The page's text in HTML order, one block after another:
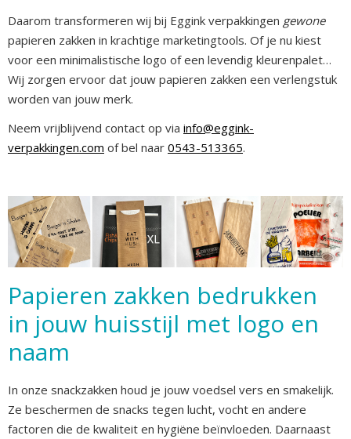
Daarom transformeren wij bij Eggink verpakkingen gewone
papieren zakken in krachtige marketingtools. Of je nu kiest
voor een minimalistische logo of een levendig kleurenpalet…
Wij zorgen ervoor dat jouw papieren zakken een verlengstuk
worden van jouw merk.
Neem vrijblijvend contact op via info@eggink-
verpakkingen.com of bel naar 0543-513365.
Papieren zakken bedrukken
in jouw huisstijl met logo en
naam
In onze snackzakken houd je jouw voedsel vers en smakelijk.
Ze beschermen de snacks tegen lucht, vocht en andere
factoren die de kwaliteit en hygiëne beïnvloeden. Daarnaast